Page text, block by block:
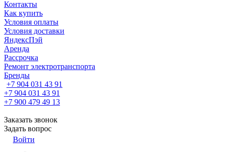
Контакты
Как купить
Условия оплаты
Условия доставки
ЯндексПэй
Аренда
Рассрочка
Ремонт электротранспорта
Бренды
+7 904 031 43 91
+7 904 031 43 91
+7 900 479 49 13
Заказать звонок
Задать вопрос
Войти